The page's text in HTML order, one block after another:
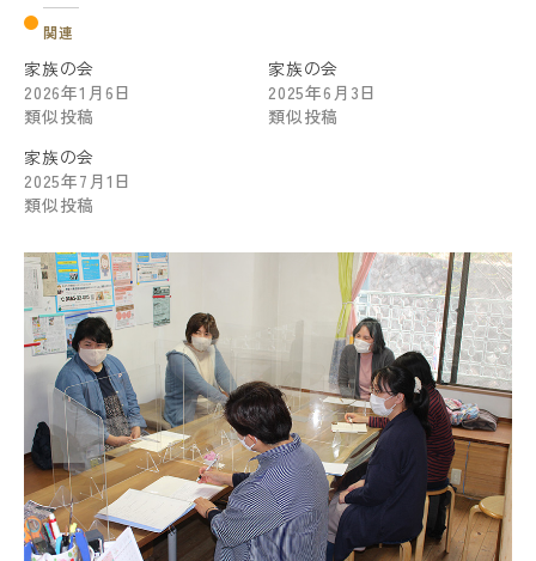
関連
家族の会
2026年1月6日
類似投稿
家族の会
2025年6月3日
類似投稿
家族の会
2025年7月1日
類似投稿